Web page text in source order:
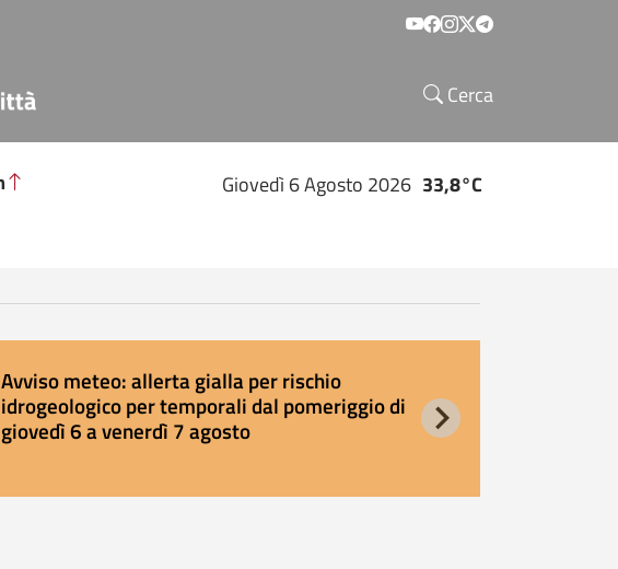
Social menu
Cerca
Giovedì 6 Agosto 2026 33,8°C
Avviso meteo: allerta gialla per rischio
idrogeologico per temporali dal pomeriggio di
giovedì 6 a venerdì 7 agosto